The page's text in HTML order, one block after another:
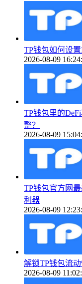
TP钱包如何设
2026-08-09
TP钱包里的
整？
2026-08-09
TP钱包官方网
利器
2026-08-09
解锁TP钱包流
2026-08-09